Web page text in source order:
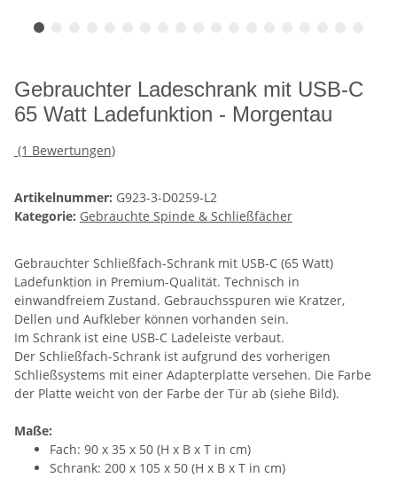
Gebrauchter Ladeschrank mit USB-C
65 Watt Ladefunktion - Morgentau
(1 Bewertungen)
Artikelnummer: G923-3-D0259-L2
Kategorie: Gebrauchte Spinde & Schließfächer
Gebrauchter Schließfach-Schrank mit USB-C (65 Watt)
Ladefunktion in Premium-Qualität. Technisch in
einwandfreiem Zustand. Gebrauchsspuren wie Kratzer,
Dellen und Aufkleber können vorhanden sein.
Im Schrank ist eine USB-C Ladeleiste verbaut.
Der Schließfach-Schrank ist aufgrund des vorherigen
Schließsystems mit einer Adapterplatte versehen. Die Farbe
der Platte weicht von der Farbe der Tür ab (siehe Bild).
Maße:
Fach: 90 x 35 x 50 (H x B x T in cm)
Schrank: 200 x 105 x 50 (H x B x T in cm)